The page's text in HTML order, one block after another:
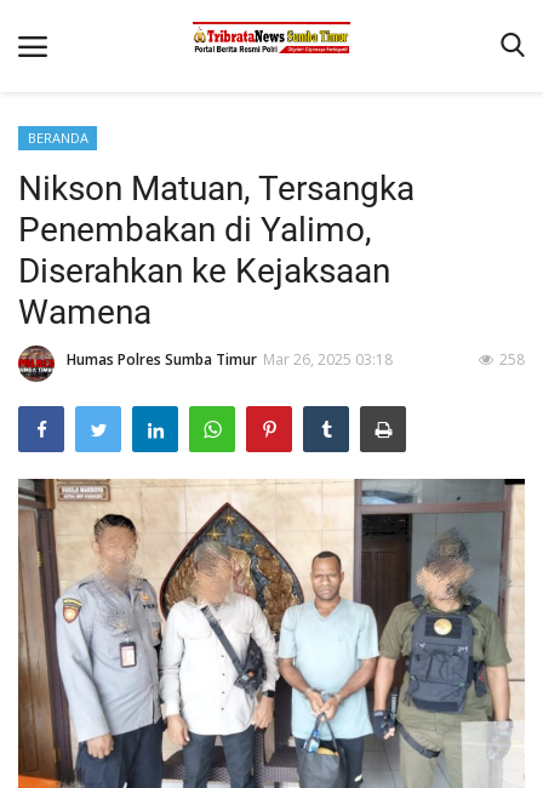
Beranda
Terms & Conditions
Reskrim
Binkam
Giat Ops
Mitra Polisi
Lantas
Jurnal Kamtibmas
BERANDA
Nikson Matuan, Tersangka
Penembakan di Yalimo,
Diserahkan ke Kejaksaan
Wamena
Humas Polres Sumba Timur Mar 26, 2025 03:18 258